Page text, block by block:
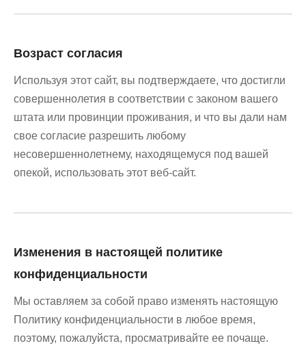
Возраст согласия
Используя этот сайт, вы подтверждаете, что достигли
совершеннолетия в соответствии с законом вашего
штата или провинции проживания, и что вы дали нам
свое согласие разрешить любому
несовершеннолетнему, находящемуся под вашей
опекой, использовать этот веб-сайт.
Изменения в настоящей политике
конфиденциальности
Мы оставляем за собой право изменять настоящую
Политику конфиденциальности в любое время,
поэтому, пожалуйста, просматривайте ее почаще.